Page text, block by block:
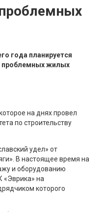
года планируется
проблемных жилых
на днях провел
по строительству
удел» от
В настоящее время на
и оборудованию
«Эврика» на
которого